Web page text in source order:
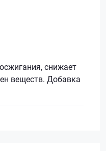
снижает
веществ. Добавка